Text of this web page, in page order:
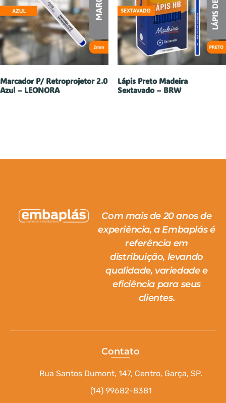
Marcador P/ Retroprojetor 2.0
Azul – LEONORA
Lápis Preto Madeira
Sextavado – BRW
Com mais de 20 anos de
experiência, a Embaplás é
referência em
distribuição, levando
qualidade, variedade e
eficiência para seus
clientes.
Contato
Rua Santos Dumont, 147, Centro, Garça, SP.
(14) 99682-8381